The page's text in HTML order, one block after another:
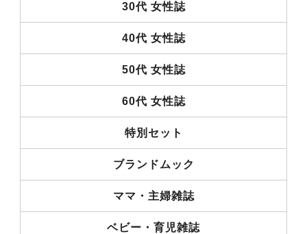
30代 女性誌
40代 女性誌
50代 女性誌
60代 女性誌
特別セット
ブランドムック
ママ・主婦雑誌
ベビー・育児雑誌